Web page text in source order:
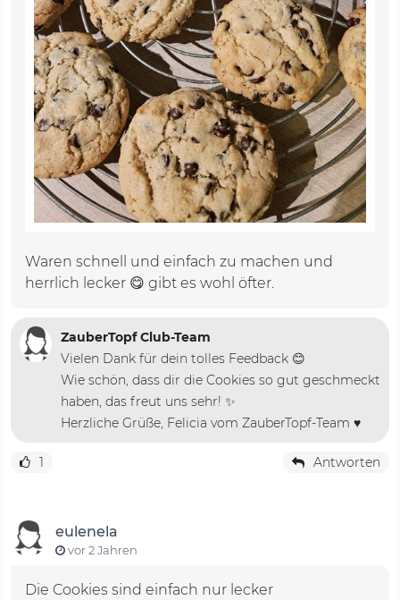
Waren schnell und einfach zu machen und
herrlich lecker 😋 gibt es wohl öfter.
ZauberTopf Club-Team
Vielen Dank für dein tolles Feedback 😊
Wie schön, dass dir die Cookies so gut geschmeckt
haben, das freut uns sehr! ✨
Herzliche Grüße, Felicia vom ZauberTopf-Team ♥️
1 Antworten
eulenela
vor 2 Jahren
Die Cookies sind einfach nur lecker